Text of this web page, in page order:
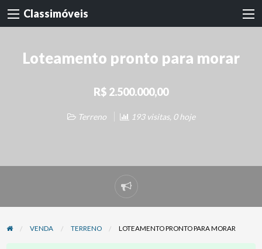
Classimóveis
Loteamento pronto para morar
R$ 2.500.000,00
Terreno 193 visitas, 0 hoje
Denunciar
problema
VENDA TERRENO LOTEAMENTO PRONTO PARA MORAR